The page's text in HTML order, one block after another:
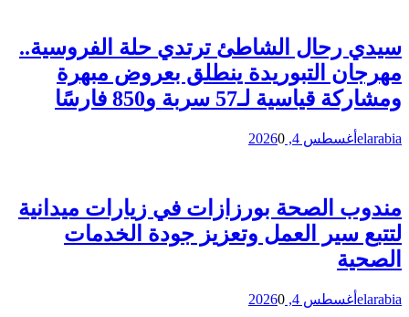
سيدي رحال الشاطئ ترتدي حلة الفروسية..
مهرجان التبوريدة ينطلق بعروض مبهرة
ومشاركة قياسية لـ57 سربة و850 فارسًا
elarabia أغسطس 4, 2026 0
مندوب الصحة بورزازات في زيارات ميدانية
لتتبع سير العمل وتعزيز جودة الخدمات
الصحية
elarabia أغسطس 4, 2026 0